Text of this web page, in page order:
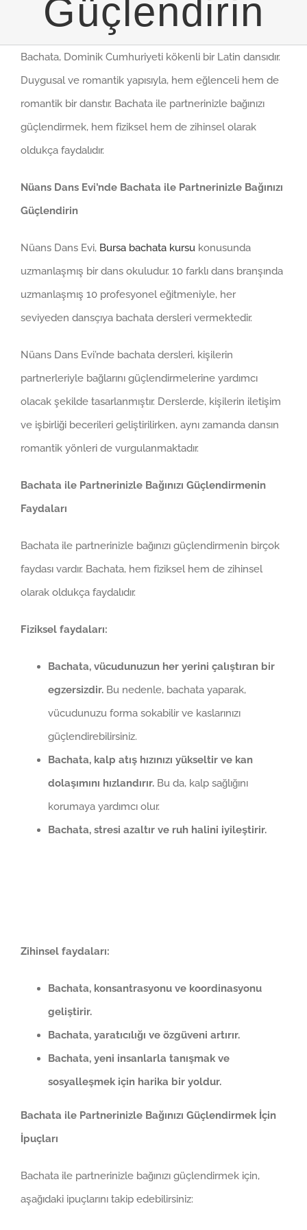
Güçlendirin
Bachata, Dominik Cumhuriyeti kökenli bir Latin dansıdır.
Duygusal ve romantik yapısıyla, hem eğlenceli hem de
romantik bir danstır. Bachata ile partnerinizle bağınızı
güçlendirmek, hem fiziksel hem de zihinsel olarak
oldukça faydalıdır.
Nüans Dans Evi’nde Bachata ile Partnerinizle Bağınızı
Güçlendirin
Nüans Dans Evi, Bursa bachata kursu konusunda
uzmanlaşmış bir dans okuludur. 10 farklı dans branşında
uzmanlaşmış 10 profesyonel eğitmeniyle, her
seviyeden dansçıya bachata dersleri vermektedir.
Nüans Dans Evi’nde bachata dersleri, kişilerin
partnerleriyle bağlarını güçlendirmelerine yardımcı
olacak şekilde tasarlanmıştır. Derslerde, kişilerin iletişim
ve işbirliği becerileri geliştirilirken, aynı zamanda dansın
romantik yönleri de vurgulanmaktadır.
Bachata ile Partnerinizle Bağınızı Güçlendirmenin
Faydaları
Bachata ile partnerinizle bağınızı güçlendirmenin birçok
faydası vardır. Bachata, hem fiziksel hem de zihinsel
olarak oldukça faydalıdır.
Fiziksel faydaları:
Bachata, vücudunuzun her yerini çalıştıran bir
egzersizdir. Bu nedenle, bachata yaparak,
vücudunuzu forma sokabilir ve kaslarınızı
güçlendirebilirsiniz.
Bachata, kalp atış hızınızı yükseltir ve kan
dolaşımını hızlandırır. Bu da, kalp sağlığını
korumaya yardımcı olur.
Bachata, stresi azaltır ve ruh halini iyileştirir.
Zihinsel faydaları:
Bachata, konsantrasyonu ve koordinasyonu
geliştirir.
Bachata, yaratıcılığı ve özgüveni artırır.
Bachata, yeni insanlarla tanışmak ve
sosyalleşmek için harika bir yoldur.
Bachata ile Partnerinizle Bağınızı Güçlendirmek İçin
İpuçları
Bachata ile partnerinizle bağınızı güçlendirmek için,
aşağıdaki ipuçlarını takip edebilirsiniz: